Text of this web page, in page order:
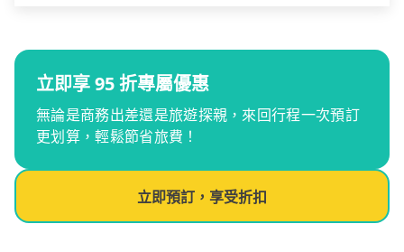
立即享 95 折專屬優惠
無論是商務出差還是旅遊探親，來回行程一次預訂
更划算，輕鬆節省旅費！
立即預訂，享受折扣